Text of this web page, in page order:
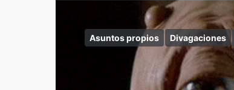
Asuntos propios Divagaciones